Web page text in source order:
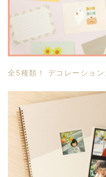
全5種類！ デコレーショ